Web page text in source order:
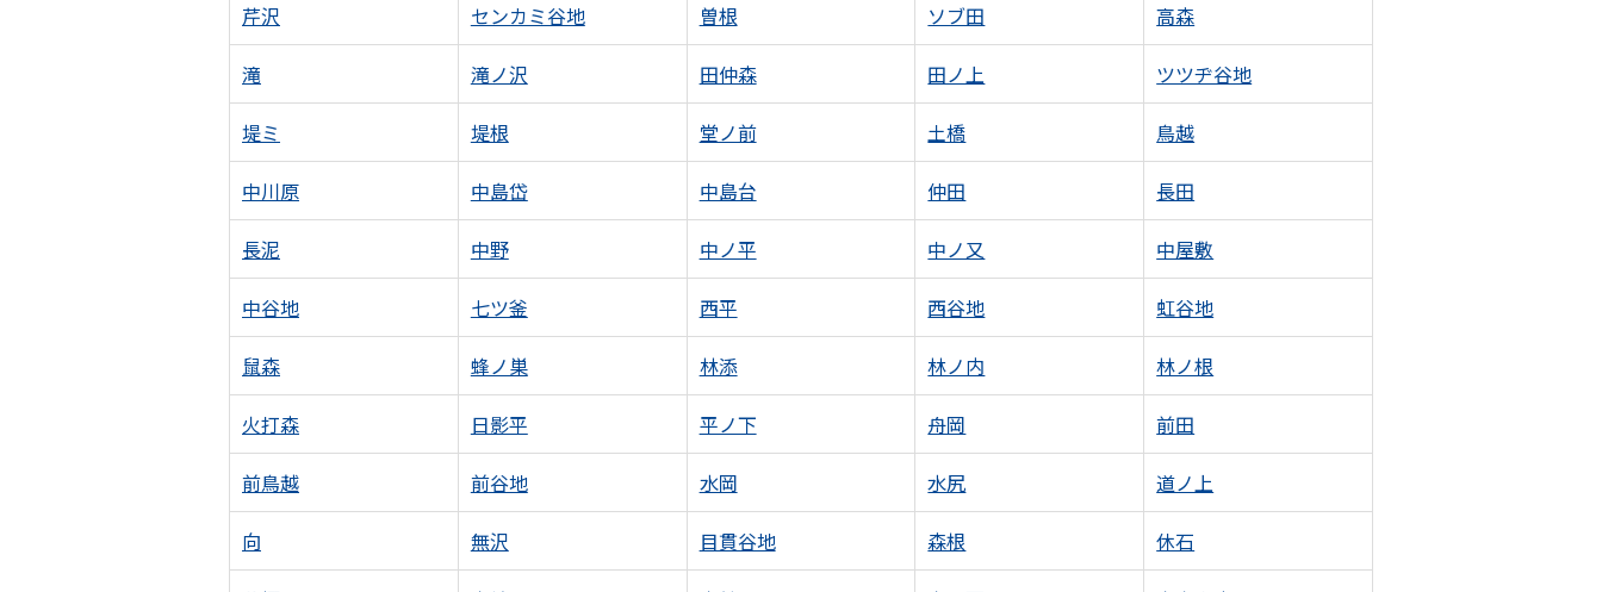
芹沢 センカミ谷地 曽根 ソブ田 高森
滝 滝ノ沢 田仲森 田ノ上 ツツヂ谷地
堤ミ 堤根 堂ノ前 土橋 鳥越
中川原 中島岱 中島台 仲田 長田
長泥 中野 中ノ平 中ノ又 中屋敷
中谷地 七ツ釜 西平 西谷地 虹谷地
鼠森 蜂ノ巣 林添 林ノ内 林ノ根
火打森 日影平 平ノ下 舟岡 前田
前鳥越 前谷地 水岡 水尻 道ノ上
向 無沢 目貫谷地 森根 休石